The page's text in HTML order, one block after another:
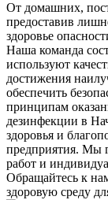
От домашних,
предоставив
здоровье
Наша команда
используют
достижения
обеспечить
принципам
дезинфекции в
здоровья и
предприятия. Мы
работ и
Обращайтесь к
здоровую среду